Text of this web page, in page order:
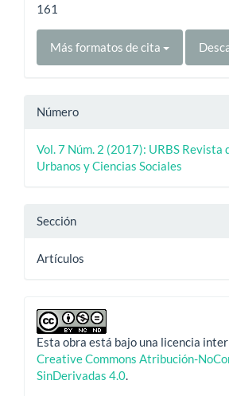
161
Más formatos de cita
Número
Vol. 7 Núm. 2 (2017): URBS Revista
Urbanos y Ciencias Sociales
Sección
Artículos
Esta obra está bajo una licencia
Creative Commons Atribución-
SinDerivadas 4.0